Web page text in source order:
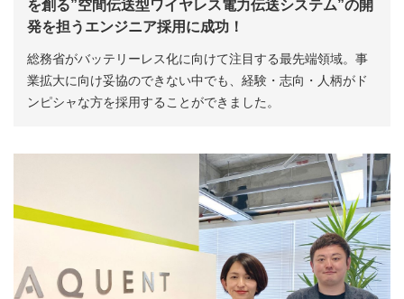
を創る”空間伝送型ワイヤレス電力伝送システム”の開
発を担うエンジニア採用に成功！
総務省がバッテリーレス化に向けて注目する最先端領域。事
業拡大に向け妥協のできない中でも、経験・志向・人柄がド
ンピシャな方を採用することができました。